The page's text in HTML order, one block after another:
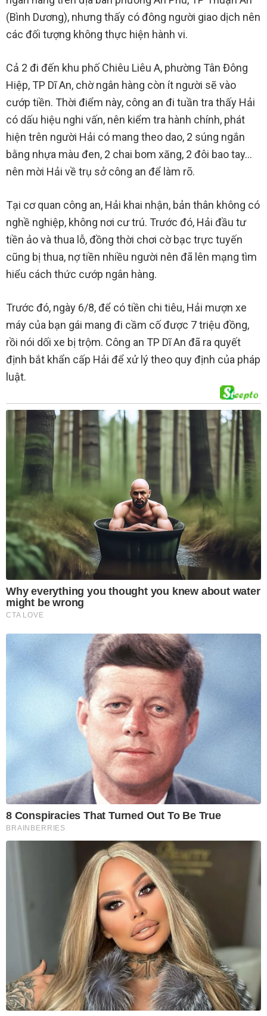
(Bình Dương), nhưng thấy có đông người giao dịch nên
các đối tượng không thực hiện hành vi.
Cả 2 đi đến khu phố Chiêu Liêu A, phường Tân Đông
Hiệp, TP Dĩ An, chờ ngân hàng còn ít người sẽ vào
cướp tiền. Thời điểm này, công an đi tuần tra thấy Hải
có dấu hiệu nghi vấn, nên kiểm tra hành chính, phát
hiện trên người Hải có mang theo dao, 2 súng ngắn
bằng nhựa màu đen, 2 chai bom xăng, 2 đôi bao tay…
nên mời Hải về trụ sở công an để làm rõ.
Tại cơ quan công an, Hải khai nhận, bản thân không có
nghề nghiệp, không nơi cư trú. Trước đó, Hải đầu tư
tiền ảo và thua lỗ, đồng thời chơi cờ bạc trực tuyến
cũng bị thua, nợ tiền nhiều người nên đã lên mạng tìm
hiểu cách thức cướp ngân hàng.
Trước đó, ngày 6/8, để có tiền chi tiêu, Hải mượn xe
máy của bạn gái mang đi cầm cố được 7 triệu đồng,
rồi nói dối xe bị trộm. Công an TP Dĩ An đã ra quyết
định bắt khẩn cấp Hải để xử lý theo quy định của pháp
luật.